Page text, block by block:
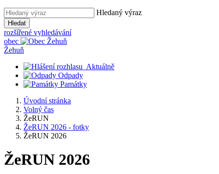
Hledaný výraz
Hledat
rozšířené vyhledávání
obec
Žehuň
Aktuálně
Odpady
Památky
Úvodní stránka
Volný čas
ŽeRUN
ŽeRUN 2026 - fotky
ŽeRUN 2026
ŽeRUN 2026